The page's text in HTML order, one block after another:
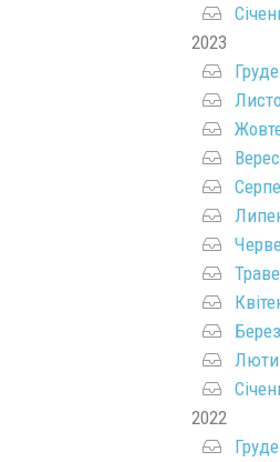
2023
2022